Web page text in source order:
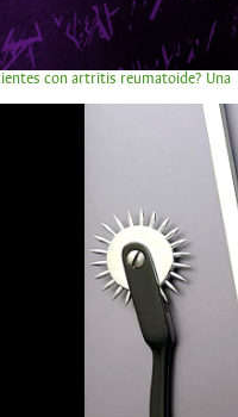
con artritis reumatoide? Una